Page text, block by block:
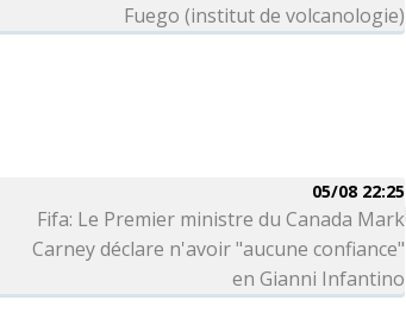
Fuego (institut de volcanologie)
05/08 22:25
Fifa: Le Premier ministre du Canada Mark
Carney déclare n'avoir "aucune confiance"
en Gianni Infantino